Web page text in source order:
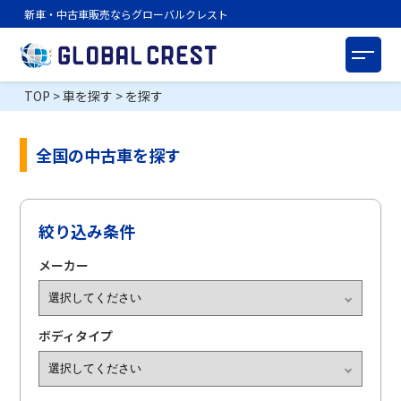
新車・中古車販売ならグローバルクレスト
TOP >車を探す > を探す
全国の中古車を探す
絞り込み条件
メーカー
ボディタイプ